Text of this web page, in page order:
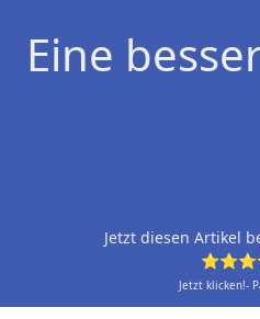
Eine
Jetzt diesen Artikel
Jetzt klicken!-